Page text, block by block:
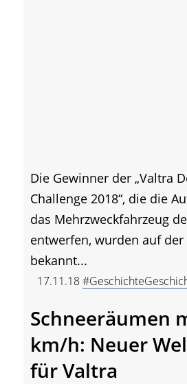
Die Gewinner der „Valtra
Challenge 2018“, die die
das Mehrzweckfahrzeug
entwerfen, wurden auf der
bekannt...
17.11.18
Schneeräumen
km/h: Neuer
für Valtra